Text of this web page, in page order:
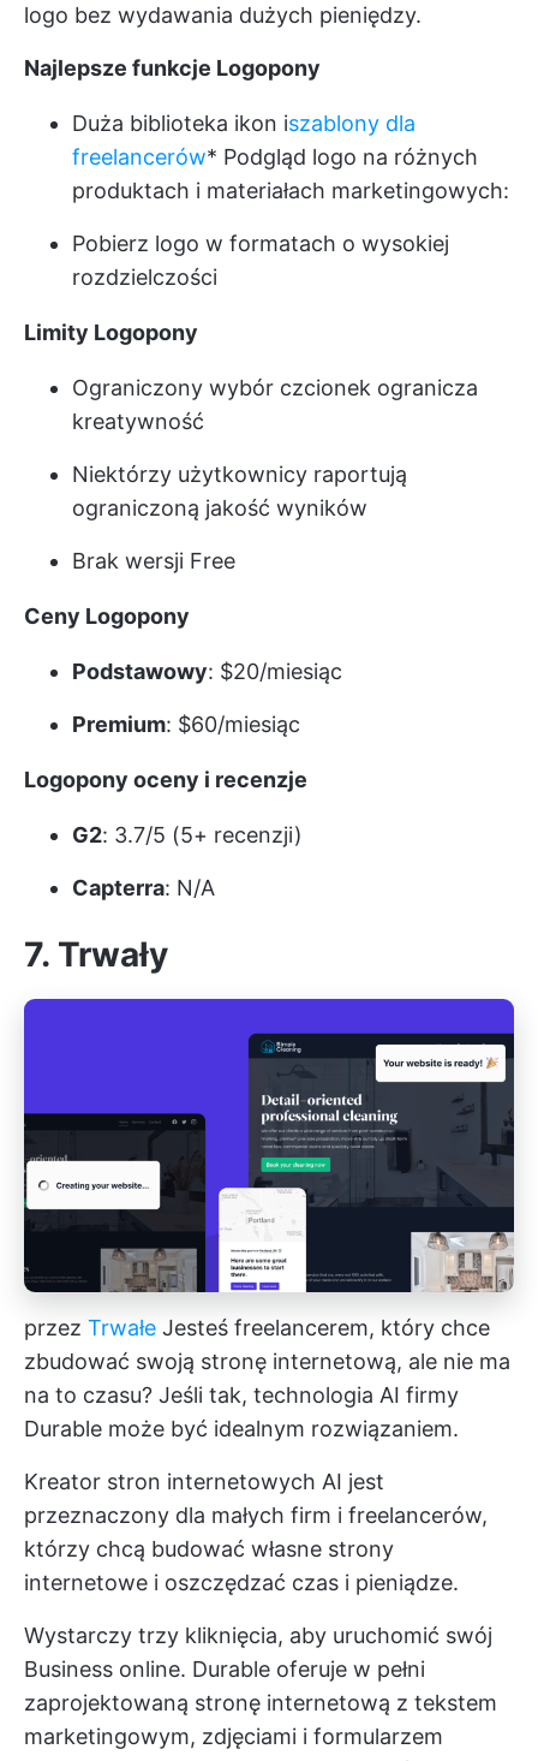
logo bez wydawania dużych pieniędzy.
Najlepsze funkcje Logopony
Duża biblioteka ikon iszablony dla
freelancerów* Podgląd logo na różnych
produktach i materiałach marketingowych:
Pobierz logo w formatach o wysokiej
rozdzielczości
Limity Logopony
Ograniczony wybór czcionek ogranicza
kreatywność
Niektórzy użytkownicy raportują
ograniczoną jakość wyników
Brak wersji Free
Ceny Logopony
Podstawowy: $20/miesiąc
Premium: $60/miesiąc
Logopony oceny i recenzje
G2: 3.7/5 (5+ recenzji)
Capterra: N/A
7. Trwały
przez Trwałe Jesteś freelancerem, który chce
zbudować swoją stronę internetową, ale nie ma
na to czasu? Jeśli tak, technologia AI firmy
Durable może być idealnym rozwiązaniem.
Kreator stron internetowych AI jest
przeznaczony dla małych firm i freelancerów,
którzy chcą budować własne strony
internetowe i oszczędzać czas i pieniądze.
Wystarczy trzy kliknięcia, aby uruchomić swój
Business online. Durable oferuje w pełni
zaprojektowaną stronę internetową z tekstem
marketingowym, zdjęciami i formularzem